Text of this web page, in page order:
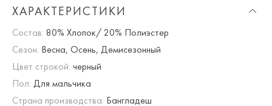
ХАРАКТЕРИСТИКИ
Состав: 80% Хлопок/ 20% Полиэстер
Сезон: Весна, Осень, Демисезонный
Цвет строкой: черный
Пол: Для мальчика
Страна производства: Бангладеш